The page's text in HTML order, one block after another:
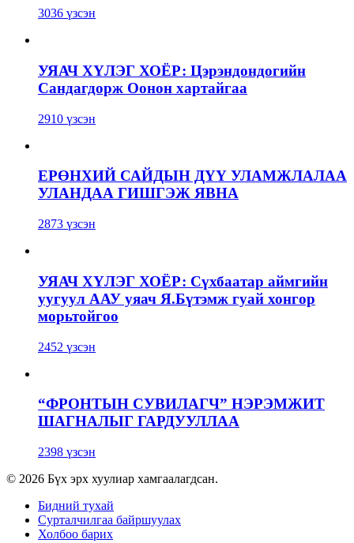
3036 үзсэн
УЯАЧ ХҮЛЭГ ХОЁР: Цэрэндондогийн
Сандагдорж Оонон хартайгаа
2910 үзсэн
ЕРӨНХИЙ САЙДЫН ДҮҮ УЛАМЖЛАЛАА
УЛАНДАА ГИШГЭЖ ЯВНА
2873 үзсэн
УЯАЧ ХҮЛЭГ ХОЁР: Сүхбаатар аймгийн
уугуул ААУ уяач Я.Бүтэмж гуай хонгор
морьтойгоо
2452 үзсэн
“ФРОНТЫН СУВИЛАГЧ” НЭРЭМЖИТ
ШАГНАЛЫГ ГАРДУУЛЛАА
2398 үзсэн
© 2026 Бүх эрх хуулиар хамгаалагдсан.
Бидний тухай
Сурталчилгаа байршуулах
Холбоо барих